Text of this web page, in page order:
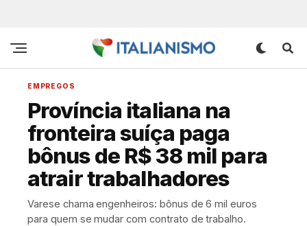
EMPREGOS
Província italiana na
fronteira suíça paga
bônus de R$ 38 mil para
atrair trabalhadores
Varese chama engenheiros: bônus de 6 mil euros
para quem se mudar com contrato de trabalho.